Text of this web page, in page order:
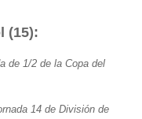
(15):
de 1/2 de la Copa del
14 de División de